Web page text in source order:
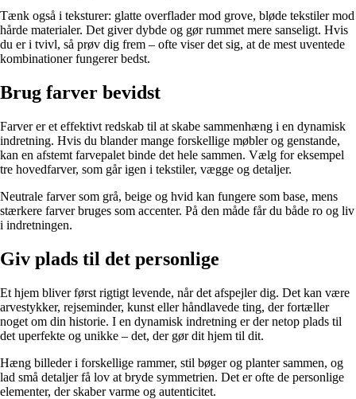
Tænk også i teksturer: glatte overflader mod grove, bløde tekstiler mod
hårde materialer. Det giver dybde og gør rummet mere sanseligt. Hvis
du er i tvivl, så prøv dig frem – ofte viser det sig, at de mest uventede
kombinationer fungerer bedst.
Brug farver bevidst
Farver er et effektivt redskab til at skabe sammenhæng i en dynamisk
indretning. Hvis du blander mange forskellige møbler og genstande,
kan en afstemt farvepalet binde det hele sammen. Vælg for eksempel
tre hovedfarver, som går igen i tekstiler, vægge og detaljer.
Neutrale farver som grå, beige og hvid kan fungere som base, mens
stærkere farver bruges som accenter. På den måde får du både ro og liv
i indretningen.
Giv plads til det personlige
Et hjem bliver først rigtigt levende, når det afspejler dig. Det kan være
arvestykker, rejseminder, kunst eller håndlavede ting, der fortæller
noget om din historie. I en dynamisk indretning er der netop plads til
det uperfekte og unikke – det, der gør dit hjem til dit.
Hæng billeder i forskellige rammer, stil bøger og planter sammen, og
lad små detaljer få lov at bryde symmetrien. Det er ofte de personlige
elementer, der skaber varme og autenticitet.